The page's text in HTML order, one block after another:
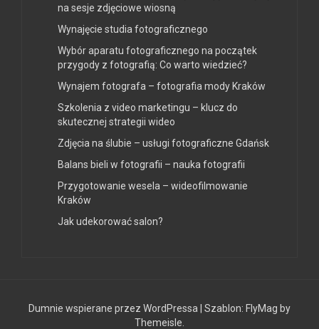
na sesje zdjęciowe wiosną
Wynajęcie studia fotograficznego
Wybór aparatu fotograficznego na początek
przygody z fotografią: Co warto wiedzieć?
Wynajem fotografa – fotografia mody Kraków
Szkolenia z video marketingu – klucz do
skutecznej strategii wideo
Zdjęcia na ślubie – usługi fotograficzne Gdańsk
Balans bieli w fotografii – nauka fotografii
Przygotowanie wesela – wideofilmowanie
Kraków
Jak udekorować salon?
Dumnie wspierane przez WordPressa Szablon: FlyMag by
Themeisle.